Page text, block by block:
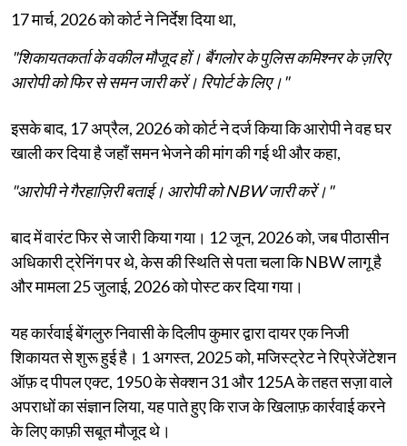
17 मार्च, 2026 को कोर्ट ने निर्देश दिया था,
"शिकायतकर्ता के वकील मौजूद हों। बैंगलोर के पुलिस कमिश्नर के ज़रिए
आरोपी को फिर से समन जारी करें। रिपोर्ट के लिए।"
इसके बाद, 17 अप्रैल, 2026 को कोर्ट ने दर्ज किया कि आरोपी ने वह घर
खाली कर दिया है जहाँ समन भेजने की मांग की गई थी और कहा,
"आरोपी ने गैरहाज़िरी बताई। आरोपी को NBW जारी करें।"
बाद में वारंट फिर से जारी किया गया। 12 जून, 2026 को, जब पीठासीन
अधिकारी ट्रेनिंग पर थे, केस की स्थिति से पता चला कि NBW लागू है
और मामला 25 जुलाई, 2026 को पोस्ट कर दिया गया।
यह कार्रवाई बेंगलुरु निवासी के दिलीप कुमार द्वारा दायर एक निजी
शिकायत से शुरू हुई है। 1 अगस्त, 2025 को, मजिस्ट्रेट ने रिप्रेजेंटेशन
ऑफ़ द पीपल एक्ट, 1950 के सेक्शन 31 और 125A के तहत सज़ा वाले
अपराधों का संज्ञान लिया, यह पाते हुए कि राज के खिलाफ़ कार्रवाई करने
के लिए काफ़ी सबूत मौजूद थे।